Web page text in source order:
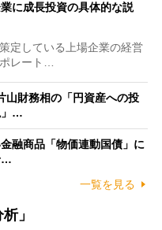
に成長投資の具体的な説
定している上場企業の経営
レート…
山財務相の「円資産への投
」…
融商品「物価連動国債」に
…
一覧を見る
」